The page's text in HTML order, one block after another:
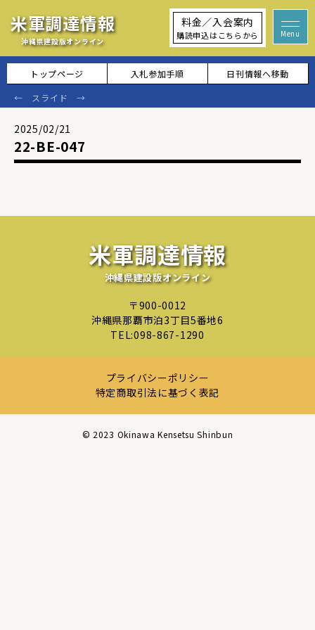
米軍調達情報
沖縄県建設版オンライン
料金／入会案内
購読申込はこちらから
トップページ 入札参加手順 日刊情報へ移動
2025/02/21
22-BE-047
米軍調達情報
沖縄県建設版オンライン
〒900-0012
沖縄県那覇市泊3丁目5番地6
TEL:098-867-1290
プライバシーポリシー
特定商取引法に基づく表記
©︎ 2023 Okinawa Kensetsu Shinbun